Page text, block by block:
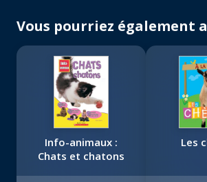
Vous pourriez également
Info-animaux :
Chats et chatons
Les